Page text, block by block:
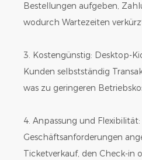
Bestellungen aufgeben,
wodurch Wartezeiten
3. Kostengünstig: Desktop-
Kunden selbstständig
was zu geringeren
4. Anpassung und
Geschäftsanforderungen
Ticketverkauf, den Check-in